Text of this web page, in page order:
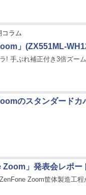
コラム
」(ZX551ML-
! 手ぶれ補正付き3倍ズー
のスタンダードカ
」発表会レポー
Zoom筐体製造工